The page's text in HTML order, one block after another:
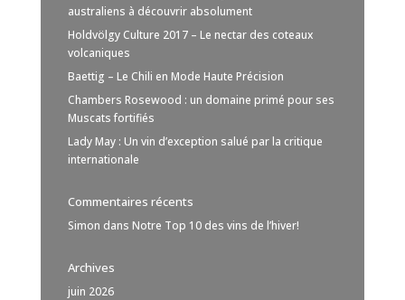
australiens à découvrir absolument
Holdvölgy Culture 2017 – Le nectar des coteaux
volcaniques
Baettig – Le Chili en Mode Haute Précision
Chambers Rosewood : un domaine primé pour ses
Muscats fortifiés
Lady May : Un vin d’exception salué par la critique
internationale
Commentaires récents
Simon dans Notre Top 10 des vins de l’hiver!
Archives
juin 2026